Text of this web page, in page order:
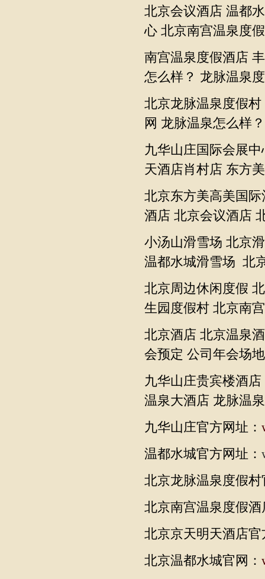
北京会议酒店 温都
心 北京南宫温泉度
南宫温泉度假酒店
怎么样？ 龙脉温泉
北京龙脉温泉度假村
网 龙脉温泉怎么样？
九华山庄国际会展中
天酒店肖村店 东方
北京东方美高美国际
酒店 北京会议酒店
小汤山滑雪场 北京
温都水城滑雪场 北
北京周边休闲度假
生园度假村 北京南
北京酒店 北京温泉
会预定 公司年会场
九华山庄贵宾楼酒
温泉大酒店 龙脉温
九华山庄官方网址：
温都水城官方网址：
北京龙脉温泉度假
北京南宫温泉度假
北京京天明天酒店
北京温都水城官网：